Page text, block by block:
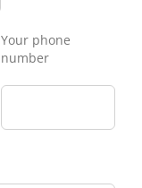
Your phone
number